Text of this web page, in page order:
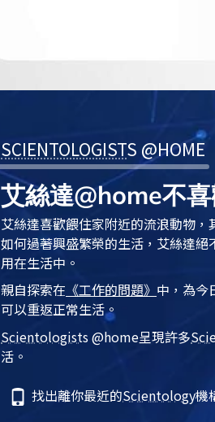
SCIENTOLOGISTS @HOME
艾絲達@home不
艾絲達喜歡餵住家附近的流浪動物
如何過著興盛繁榮的生活，艾絲達
用在生活中。
親自探索在 《工作的問題》 中，為今
可以重返正常生活。
Scientologists @home呈現許多
活。
找出離你最近的Scientology機